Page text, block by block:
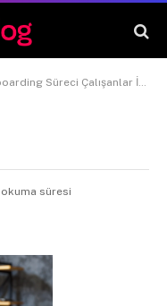
Süreci Çalışanlar İçin Neden Önemli?
okuma süresi